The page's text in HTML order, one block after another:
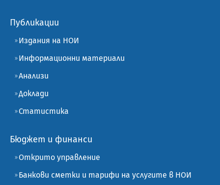
Публикации
Издания на НОИ
Информационни материали
Анализи
Доклади
Статистика
Бюджет и финанси
Открито управление
Банкови сметки и тарифи на услугите в НОИ